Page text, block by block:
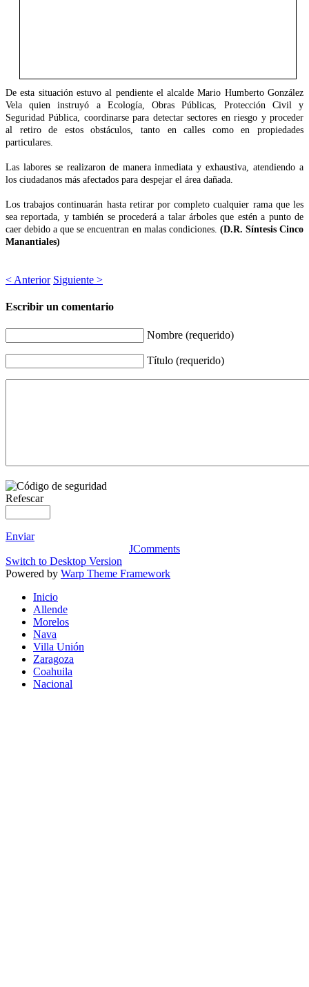
De esta situación estuvo al pendiente el alcalde Mario Humberto González
Vela quien instruyó a Ecología, Obras Públicas, Protección Civil y
Seguridad Pública, coordinarse para detectar sectores en riesgo y proceder
al retiro de estos obstáculos, tanto en calles como en propiedades
particulares.
Las labores se realizaron de manera inmediata y exhaustiva, atendiendo a
los ciudadanos más afectados para despejar el área dañada.
Los trabajos continuarán hasta retirar por completo cualquier rama que les
sea reportada, y también se procederá a talar árboles que estén a punto de
caer debido a que se encuentran en malas condiciones. (D.R. Síntesis Cinco
Manantiales)
< Anterior Siguiente >
Escribir un comentario
Nombre (requerido)
Título (requerido)
Refescar
Enviar
JComments
Switch to Desktop Version
Powered by Warp Theme Framework
Inicio
Allende
Morelos
Nava
Villa Unión
Zaragoza
Coahuila
Nacional